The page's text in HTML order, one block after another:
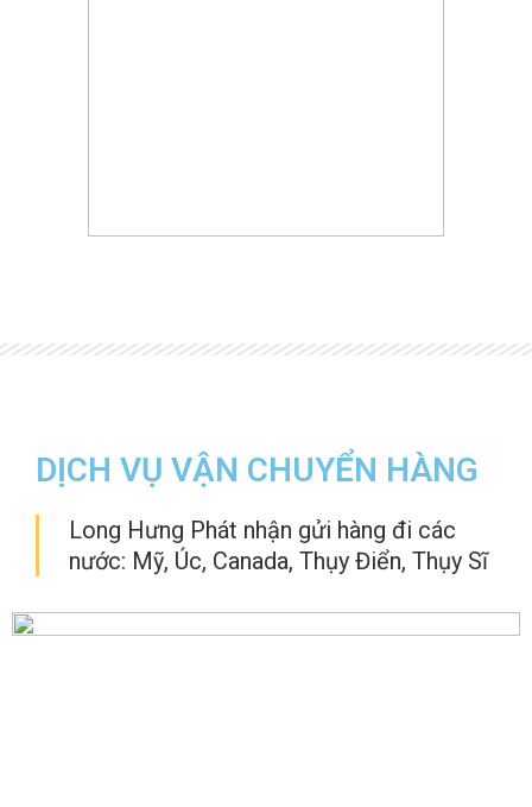
DỊCH VỤ VẬN CHUYỂN HÀNG
Long Hưng Phát nhận gửi hàng đi các
nước: Mỹ, Úc, Canada, Thụy Điển, Thụy Sĩ